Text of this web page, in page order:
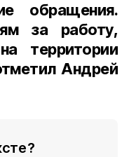
обращения.
за работу,
территории
Андрей